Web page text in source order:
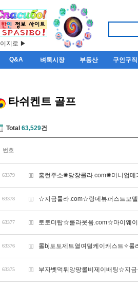
지로 ▶
Q&A 벼룩시장 부동산 구인구직
타쉬켄트 골프
Total 63,529건
번호
63379 홈런주소✺당장룰라.com✺머니업메
63378 ☆지금룰라.com☆랑데뷰퍼스트모
63377 토토더탑☆룰라웃음.com☆마이웨
63376 롤bj토토제트열여덜케이캐스트✧룰
63375 부자벳먹튀앙팡롤비제이배팅☆지